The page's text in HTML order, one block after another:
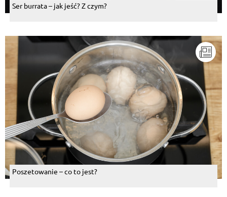
Ser burrata – jak jeść? Z czym?
Poszetowanie – co to jest?